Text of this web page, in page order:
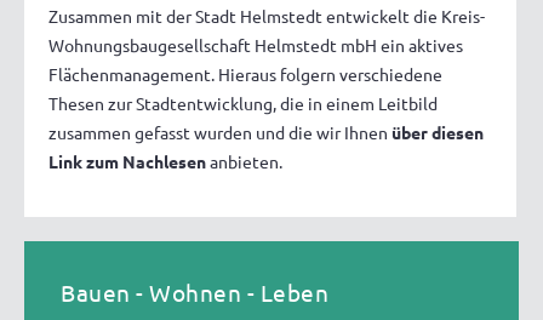
Zusammen mit der Stadt Helmstedt entwickelt die Kreis-
Wohnungsbaugesellschaft Helmstedt mbH ein aktives
Flächenmanagement. Hieraus folgern verschiedene
Thesen zur Stadtentwicklung, die in einem Leitbild
zusammen gefasst wurden und die wir Ihnen über diesen
Link zum Nachlesenanbieten.
Bauen - Wohnen - Leben